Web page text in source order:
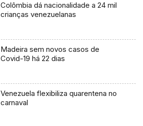
Colômbia dá nacionalidade a 24 mil
crianças venezuelanas
Madeira sem novos casos de
Covid-19 há 22 dias
Venezuela flexibiliza quarentena no
carnaval